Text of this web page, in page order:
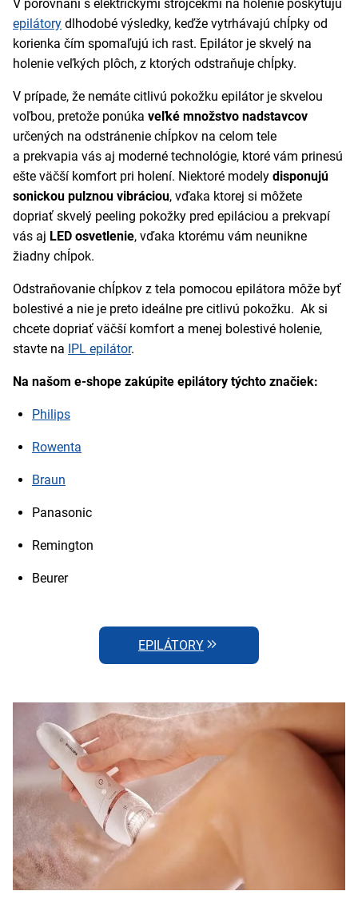
V porovnaní s elektrickými strojčekmi na holenie poskytujú
epilátory dlhodobé výsledky, keďže vytrhávajú chĺpky od
korienka čím spomaľujú ich rast. Epilátor je skvelý na
holenie veľkých plôch, z ktorých odstraňuje chĺpky.
V prípade, že nemáte citlivú pokožku epilátor je skvelou
voľbou, pretože ponúka veľké množstvo nadstavcov
určených na odstránenie chĺpkov na celom tele
a prekvapia vás aj moderné technológie, ktoré vám prinesú
ešte väčší komfort pri holení. Niektoré modely disponujú
sonickou pulznou vibráciou, vďaka ktorej si môžete
dopriať skvelý peeling pokožky pred epiláciou a prekvapí
vás aj LED osvetlenie, vďaka ktorému vám neunikne
žiadny chĺpok.
Odstraňovanie chĺpkov z tela pomocou epilátora môže byť
bolestivé a nie je preto ideálne pre citlivú pokožku. Ak si
chcete dopriať väčší komfort a menej bolestivé holenie,
stavte na IPL epilátor.
Na našom e-shope zakúpite epilátory týchto značiek:
Philips
Rowenta
Braun
Panasonic
Remington
Beurer
EPILÁTORY